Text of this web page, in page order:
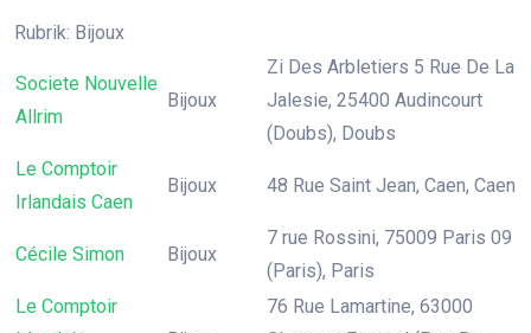
Rubrik: Bijoux
Societe Nouvelle
Allrim
Bijoux
Zi Des Arbletiers 5 Rue De La
Jalesie, 25400 Audincourt
(Doubs), Doubs
Le Comptoir
Irlandais Caen
Bijoux 48 Rue Saint Jean, Caen, Caen
Cécile Simon Bijoux
7 rue Rossini, 75009 Paris 09
(Paris), Paris
Le Comptoir
76 Rue Lamartine, 63000